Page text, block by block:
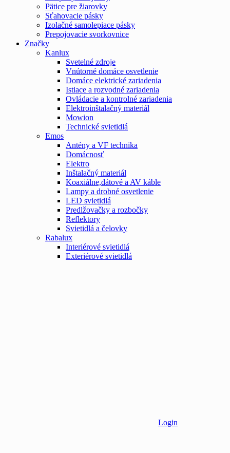
Pätice pre žiarovky
Sťahovacie pásky
Izolačné samolepiace pásky
Prepojovacie svorkovnice
Značky
Kanlux
Svetelné zdroje
Vnútorné domáce osvetlenie
Domáce elektrické zariadenia
Istiace a rozvodné zariadenia
Ovládacie a kontrolné zariadenia
Elektroinštalačný materiál
Mowion
Technické svietidlá
Emos
Antény a VF technika
Domácnosť
Elektro
Inštalačný materiál
Koaxiálne,dátové a AV káble
Lampy a drobné osvetlenie
LED svietidlá
Predlžovačky a rozbočky
Reflektory
Svietidlá a čelovky
Rabalux
Interiérové svietidlá
Exteriérové svietidlá
Login